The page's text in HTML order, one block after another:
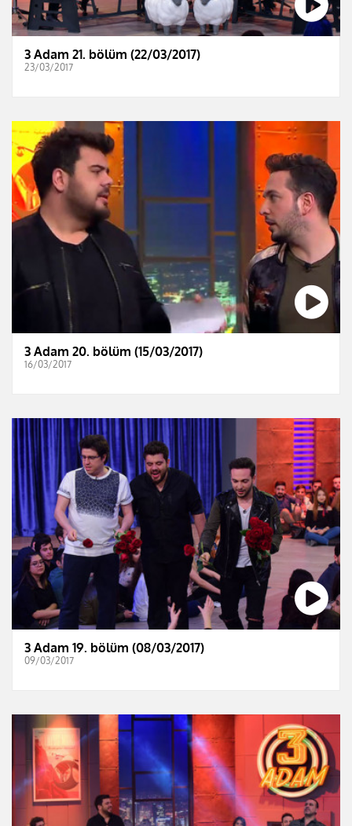
3 Adam 21. bölüm (22/03/2017)
23/03/2017
3 Adam 20. bölüm (15/03/2017)
16/03/2017
3 Adam 19. bölüm (08/03/2017)
09/03/2017